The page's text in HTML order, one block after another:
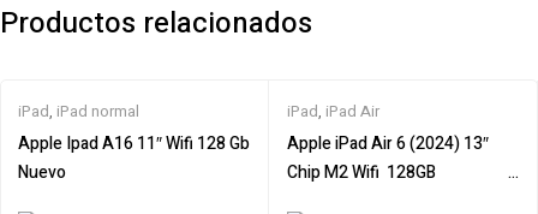
Productos relacionados
iPad, iPad normal
Apple Ipad A16 11″ Wifi 128 Gb
Nuevo
iPad, iPad Air
Apple‎ iPad Air 6 (2024) 13″
Chip M2 Wifi ‎ 128GB‎ ‎ ‎ ‎‎ ‎ ‎ ‎ ‎ ‎ ‎ ‎ ‎ ‎ ‎ ‎ ‎ ‎ ‎ ‎ ‎ ‎ ‎ ‎ ‎